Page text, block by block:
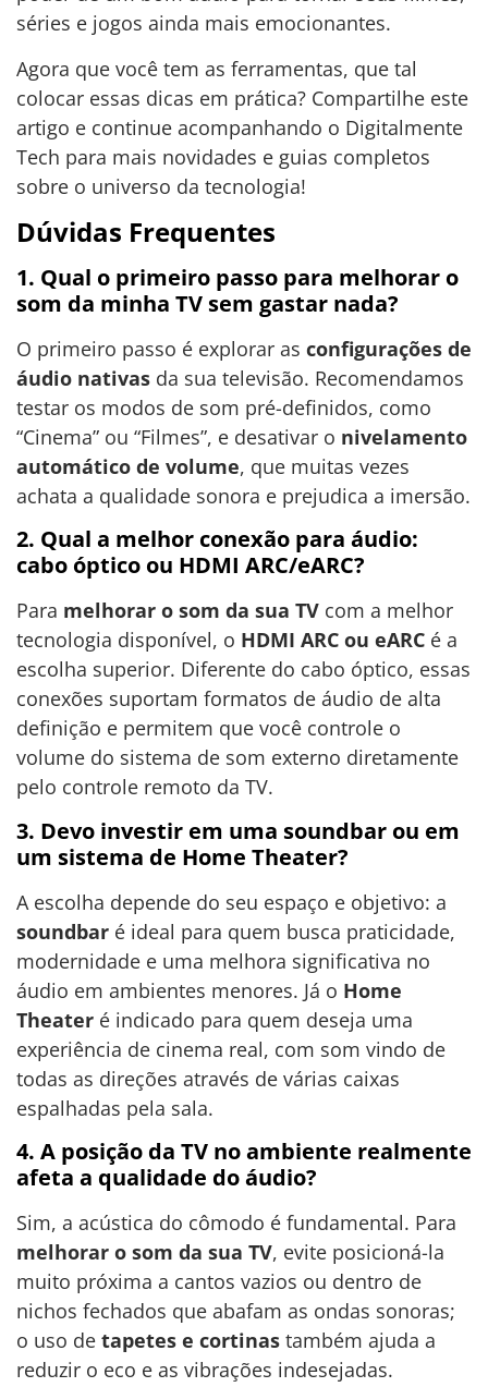
séries e jogos ainda mais emocionantes.
Agora que você tem as ferramentas, que tal
colocar essas dicas em prática? Compartilhe este
artigo e continue acompanhando o Digitalmente
Tech para mais novidades e guias completos
sobre o universo da tecnologia!
Dúvidas Frequentes
1. Qual o primeiro passo para melhorar o
som da minha TV sem gastar nada?
O primeiro passo é explorar as configurações de
áudio nativas da sua televisão. Recomendamos
testar os modos de som pré-definidos, como
“Cinema” ou “Filmes”, e desativar o nivelamento
automático de volume, que muitas vezes
achata a qualidade sonora e prejudica a imersão.
2. Qual a melhor conexão para áudio:
cabo óptico ou HDMI ARC/eARC?
Para melhorar o som da sua TV com a melhor
tecnologia disponível, o HDMI ARC ou eARC é a
escolha superior. Diferente do cabo óptico, essas
conexões suportam formatos de áudio de alta
definição e permitem que você controle o
volume do sistema de som externo diretamente
pelo controle remoto da TV.
3. Devo investir em uma soundbar ou em
um sistema de Home Theater?
A escolha depende do seu espaço e objetivo: a
soundbar é ideal para quem busca praticidade,
modernidade e uma melhora significativa no
áudio em ambientes menores. Já o Home
Theater é indicado para quem deseja uma
experiência de cinema real, com som vindo de
todas as direções através de várias caixas
espalhadas pela sala.
4. A posição da TV no ambiente realmente
afeta a qualidade do áudio?
Sim, a acústica do cômodo é fundamental. Para
melhorar o som da sua TV, evite posicioná-la
muito próxima a cantos vazios ou dentro de
nichos fechados que abafam as ondas sonoras;
o uso de tapetes e cortinas também ajuda a
reduzir o eco e as vibrações indesejadas.